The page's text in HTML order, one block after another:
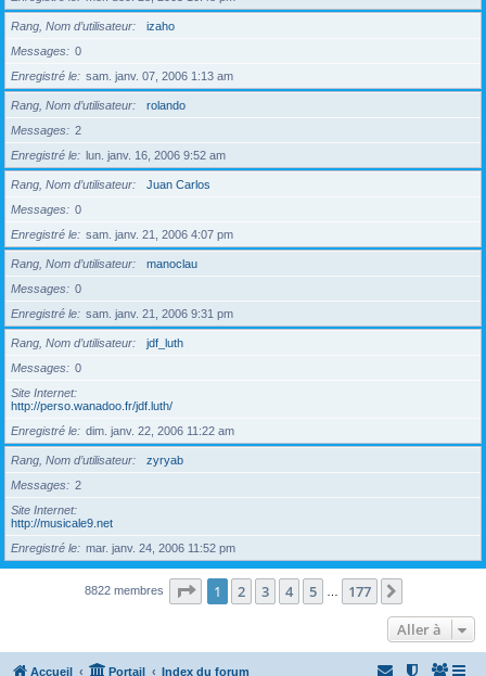
Rang, Nom d’utilisateur
izaho
Messages
0
Enregistré le
sam. janv. 07, 2006 1:13 am
Rang, Nom d’utilisateur
rolando
Messages
2
Enregistré le
lun. janv. 16, 2006 9:52 am
Rang, Nom d’utilisateur
Juan Carlos
Messages
0
Enregistré le
sam. janv. 21, 2006 4:07 pm
Rang, Nom d’utilisateur
manoclau
Messages
0
Enregistré le
sam. janv. 21, 2006 9:31 pm
Rang, Nom d’utilisateur
jdf_luth
Messages
0
Site Internet
http://perso.wanadoo.fr/jdf.luth/
Enregistré le
dim. janv. 22, 2006 11:22 am
Rang, Nom d’utilisateur
zyryab
Messages
2
Site Internet
http://musicale9.net
Enregistré le
mar. janv. 24, 2006 11:52 pm
8822 membres Page 1sur177
1 2 3 4 5 177
Aller à
Accueil Portail Index du forum